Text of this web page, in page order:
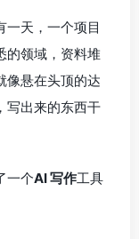
一天，一个项目
的领域，资料堆
像悬在头顶的达
写出来的东西干
一个AI 写作工具